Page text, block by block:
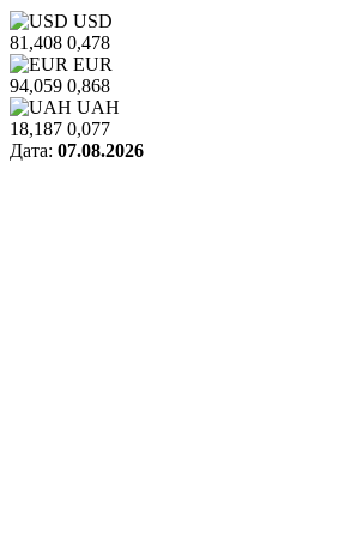
USD
81,408 0,478
EUR
94,059 0,868
UAH
18,187 0,077
Дата: 07.08.2026